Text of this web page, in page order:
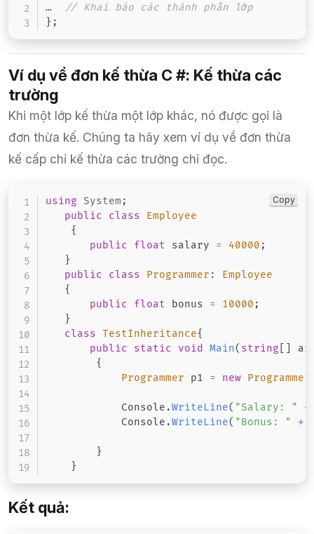
…
// Khai báo các thành phần lớp
} ;
Ví dụ về đơn kế thừa C #: Kế thừa các
trường
Khi một lớp kế thừa một lớp khác, nó được gọi là
đơn thừa kế. Chúng ta hãy xem ví dụ về đơn thừa
kế cấp chỉ kế thừa các trường chỉ đọc.
using System ;
public
class
Employee
{
public
float salary = 40000 ;
}
public
class Programmer :
Employee
{
public
float bonus = 10000 ;
}
class TestInheritance{
public
static void Main( string
{
Programmer p1 = new Programmer
            Console
.WriteLine( "Salary: " +
            Console
.WriteLine( "Bonus: " +
}
}
Copy
Kết quả: